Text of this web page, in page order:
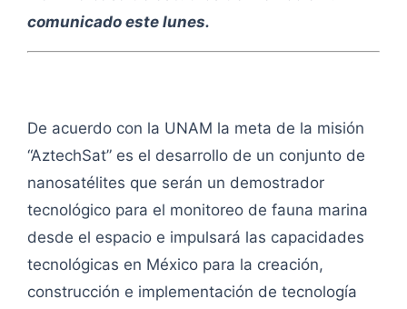
comunicado este lunes.
De acuerdo con la UNAM la meta de la misión
“AztechSat” es el desarrollo de un conjunto de
nanosatélites que serán un demostrador
tecnológico para el monitoreo de fauna marina
desde el espacio e impulsará las capacidades
tecnológicas en México para la creación,
construcción e implementación de tecnología